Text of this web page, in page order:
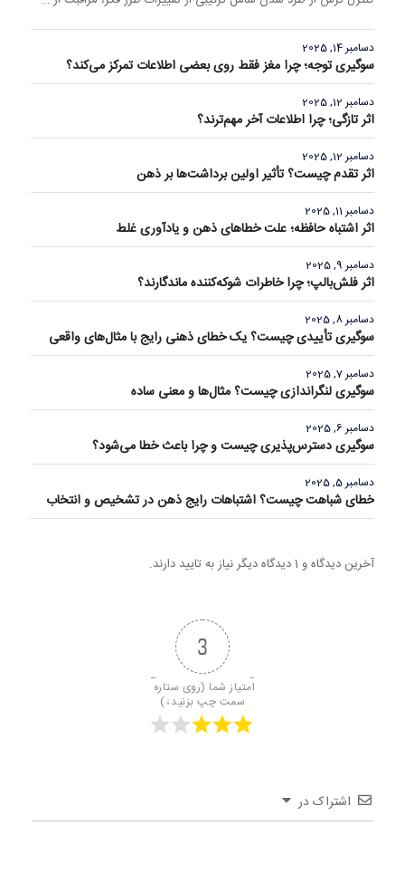
دسامبر 14, 2025
سوگیری توجه؛ چرا مغز فقط روی بعضی اطلاعات تمرکز می‌کند؟
دسامبر 12, 2025
اثر تازگی؛ چرا اطلاعات آخر مهم‌ترند؟
دسامبر 12, 2025
اثر تقدم چیست؟ تأثیر اولین برداشت‌ها بر ذهن
دسامبر 11, 2025
اثر اشتباه حافظه؛ علت خطاهای ذهن و یادآوری غلط
دسامبر 9, 2025
اثر فلش‌بالپ؛ چرا خاطرات شوکه‌کننده ماندگارند؟
دسامبر 8, 2025
سوگیری تأییدی چیست؟ یک خطای ذهنی رایج با مثال‌های واقعی
دسامبر 7, 2025
سوگیری لنگراندازی چیست؟ مثال‌ها و معنی ساده
دسامبر 6, 2025
سوگیری دسترس‌پذیری چیست و چرا باعث خطا می‌شود؟
دسامبر 5, 2025
خطای شباهت چیست؟ اشتباهات رایج ذهن در تشخیص و انتخاب
آخرین دیدگاه و 1 دیدگاه دیگر نیاز به تایید دارند.
3
امتیاز شما (روی ستاره
سمت چپ بزنید↓)
اشتراک در